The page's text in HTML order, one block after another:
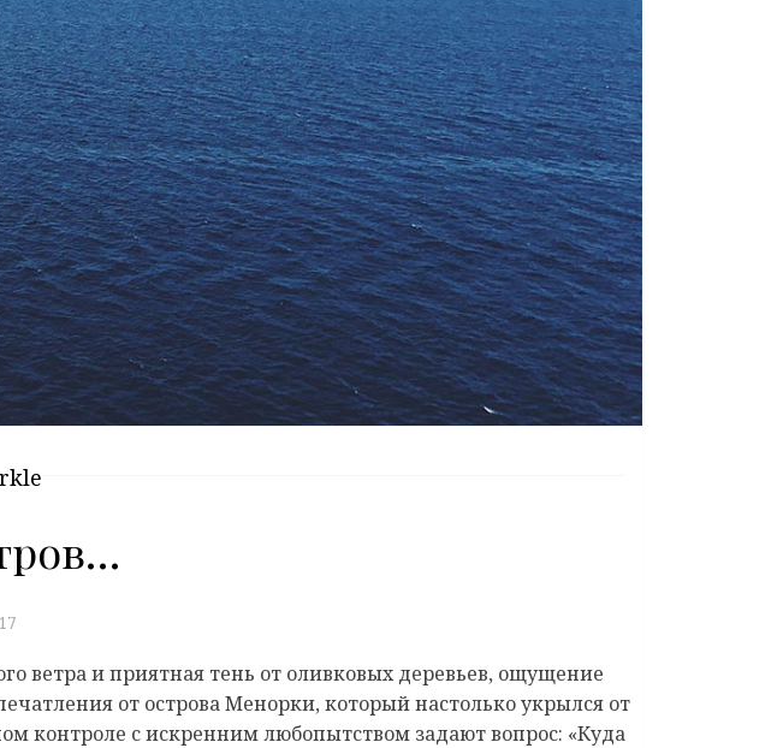
ветра и приятная тень от оливковых деревьев, ощущение
от острова Менорки, который настолько укрылся от
контроле с искренним любопытством задают вопрос: «Куда